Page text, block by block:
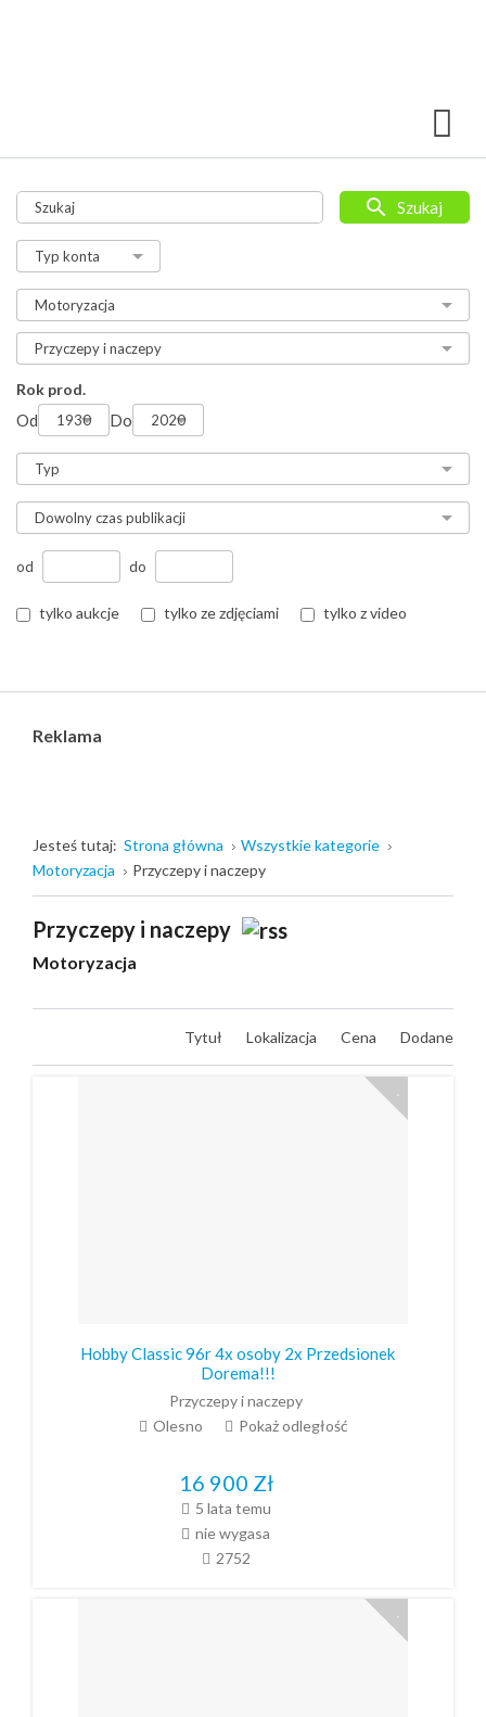
Rok prod.
Od Do
od do
tylko aukcje tylko ze zdjęciami tylko z video
Szukaj
Reklama
Jesteś tutaj: Strona główna
Wszystkie kategorie
Motoryzacja
Przyczepy i naczepy
Przyczepy i naczepy
Motoryzacja
Tytuł Lokalizacja Cena Dodane
Hobby Classic 96r 4x osoby 2x Przedsionek
Dorema!!!
Przyczepy i naczepy
Olesno
Pokaż odległość
16 900 Zł
5 lata temu
nie wygasa
2752